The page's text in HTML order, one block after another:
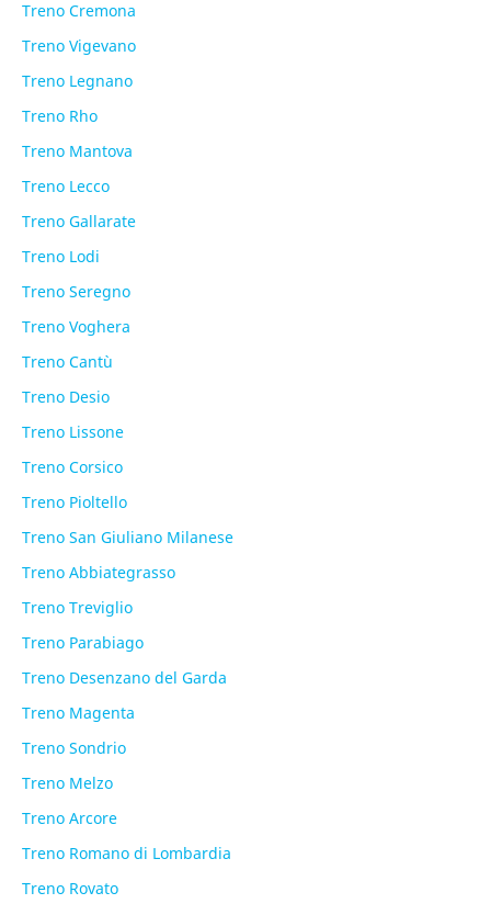
Treno Cremona
Treno Vigevano
Treno Legnano
Treno Rho
Treno Mantova
Treno Lecco
Treno Gallarate
Treno Lodi
Treno Seregno
Treno Voghera
Treno Cantù
Treno Desio
Treno Lissone
Treno Corsico
Treno Pioltello
Treno San Giuliano Milanese
Treno Abbiategrasso
Treno Treviglio
Treno Parabiago
Treno Desenzano del Garda
Treno Magenta
Treno Sondrio
Treno Melzo
Treno Arcore
Treno Romano di Lombardia
Treno Rovato